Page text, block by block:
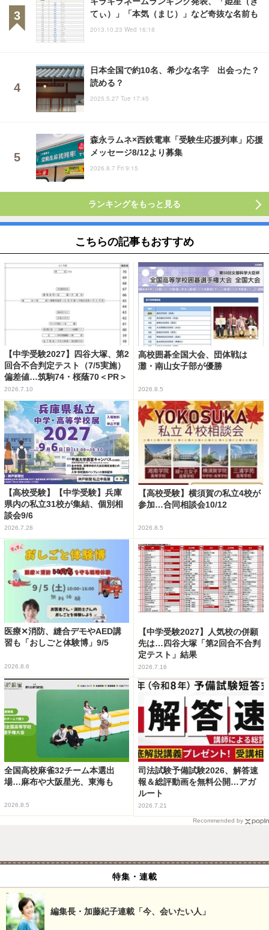
てぃ）」「本気（まじ）」など奇抜な名前も
2013.10.23 Wed 16:18
日本全国で約10名、希少な名字 出会った？
読める？
2025.5.27 Tue 17:45
森永ラムネ×西鉄電車「受験生応援列車」応援
メッセージ8/12より募集
2026.8.7 Fri 9:15
ランキングをもっと見る
こちらの記事もおすすめ
【中学受験2027】四谷大塚、第2
回合不合判定テスト（7/5実施）
偏差値…筑駒74・桜蔭70＜PR＞
2026.7.10
高校囲碁全国大会、団体戦は
灘・南山女子部が優勝
2026.8.5
【高校受験】【中学受験】兵庫
県内の私立31校が集結、個別相
談会9/6
2026.7.28
【高校受験】横須賀の私立4校が
参加…合同相談会10/12
2026.8.5
医療✕消防、縫合デモやAED講
習も「おしごと体験博」9/5
2026.8.6
【中学受験2027】人気校の併願
先は…四谷大塚「第2回合不合判
定テスト」結果
2026.7.16
全国高校麻雀32チーム本選出
場…麻布や大阪星光、東海も
2026.8.5
司法試験予備試験2026、解答速
報＆総評動画を無料公開…アガ
ルート
2026.7.21
Recommended by
特集・連載
編集長・加藤紀子連載「今、会いたい人」